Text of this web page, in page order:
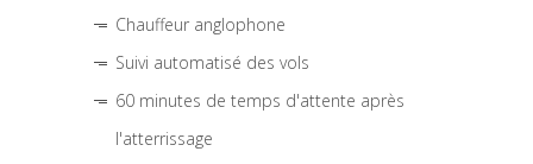
Chauffeur anglophone
Suivi automatisé des vols
60 minutes de temps d'attente après
l'atterrissage